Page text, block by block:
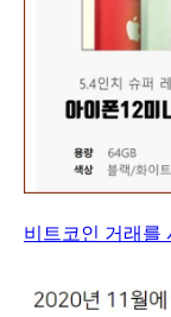
비트코인 거래를